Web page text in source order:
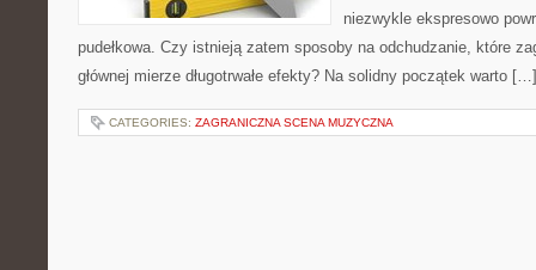
niezwykle ekspresowo
pudełkowa. Czy istnieją zatem sposoby na odchudzanie, które
głównej mierze długotrwałe efekty? Na solidny początek warto […]
CATEGORIES: ZAGRANICZNA SCENA MUZYCZNA